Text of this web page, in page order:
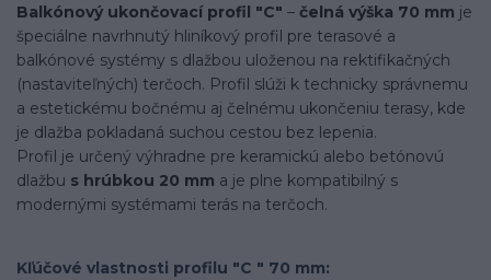
Balkónový ukončovací profil "C" – čelná výška 70 mm je
špeciálne navrhnutý hliníkový profil pre terasové a
balkónové systémy s dlažbou uloženou na rektifikačných
(nastaviteľných) terčoch. Profil slúži k technicky správnemu
a estetickému bočnému aj čelnému ukončeniu terasy, kde
je dlažba pokladaná suchou cestou bez lepenia.
Profil je určený výhradne pre keramickú alebo betónovú
dlažbu s hrúbkou 20 mm a je plne kompatibilný s
modernými systémami terás na terčoch.
Kľúčové vlastnosti profilu "C " 70 mm: